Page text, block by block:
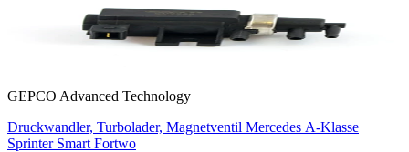
GEPCO Advanced Technology
Druckwandler, Turbolader, Magnetventil Mercedes A-Klasse
Sprinter Smart Fortwo